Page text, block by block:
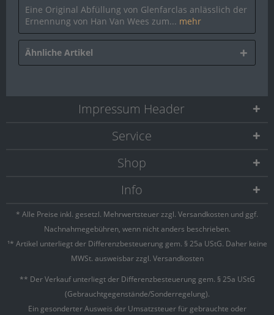
Eine Original Abfüllung von Glenfarclas anlässlich der
Ernennung von Han Van Wees zum... mehr
Ähnliche Artikel
Service
Shop
Info
Impressum Header
* Alle Preise inkl. gesetzl. Mehrwertsteuer zzgl. Versandkosten und ggf.
Nachnahmegebühren, wenn nicht anders beschrieben.
¹* Artikel unterliegt der Differenzbesteuerung gem. § 25a UStG. Daher keine
MWSt. ausweisbar zzgl. Versandkosten
** Der Verkauf unterliegt der Differenzbesteuerung gem. § 25a UStG
(Gebrauchtgegenstände/Sonderregelung).
Ein gesonderter Ausweis der Umsatzsteuer für gebrauchte oder